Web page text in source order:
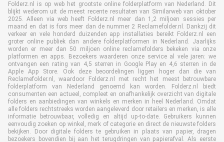
Folderz.nl is op web het grootste online folderplatform van Nederland. Dit
blijkt wederom uit de meest recente resultaten van Similarweb van oktober
2025. Alleen via web heeft Folderz.nl meer dan 1,2 miljoen sessies per
maand en dat is fors meer dan de nummer 2 Reclamefolder.nl. Dankzij dit
verkeer en vele honderd duizenden app installaties bereikt Folderz.nl een
groter online publiek dan andere folderplatformen in Nederland. Jaarlijks
worden er meer dan 50 miljoen online reclamefolders bekeken via onze
platformen en apps. Bezoekers waarderen onze service al vele jaren: we
ontvangen een rating van 4,5 sterren in Google Play en 4,6 sterren in de
Apple App Store. Ook deze beoordelingen liggen hoger dan die van
Reclamefolder.nl, waardoor Folderz.nl met recht het meest betrouwbare
folderplatform van Nederland genoemd kan worden. Folderz.nl biedt
consumenten een actueel, compleet en onafhankelijk overzicht van digitale
folders en aanbiedingen van winkels en merken in heel Nederland. Omdat
alle folders rechtstreeks worden aangeleverd door retailers en merken, is alle
informatie betrouwbaar, volledig en altijd up-to-date. Gebruikers kunnen
eenvoudig zoeken op winkel, merk of categorie en direct de nieuwste folders
bekijken. Door digitale folders te gebruiken in plaats van papier, dragen
bezoekers bovendien bij aan het terugdringen van papierafval. Als eerste